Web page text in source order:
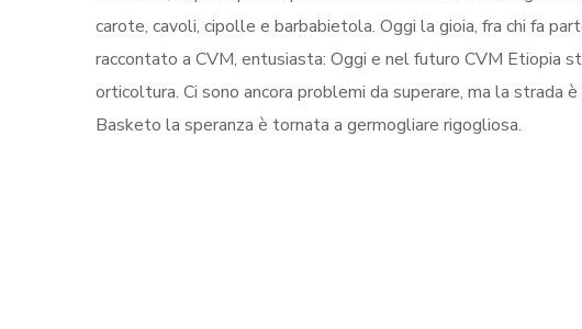
carote, cavoli, cipolle e barbabietola. Oggi la gioia, fra chi fa
raccontato a CVM, entusiasta: Oggi e nel futuro CVM Etiopia
orticoltura. Ci sono ancora problemi da superare, ma la strada
Basketo la speranza è tornata a germogliare rigogliosa.